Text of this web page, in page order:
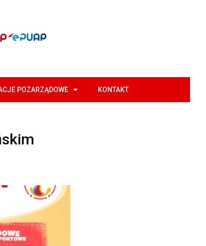
POZARZĄDOWE KONTAKT